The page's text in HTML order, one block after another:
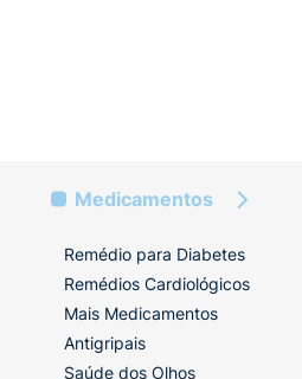
Medicamentos
Remédio para Diabetes
Remédios Cardiológicos
Mais Medicamentos
Antigripais
Saúde dos Olhos